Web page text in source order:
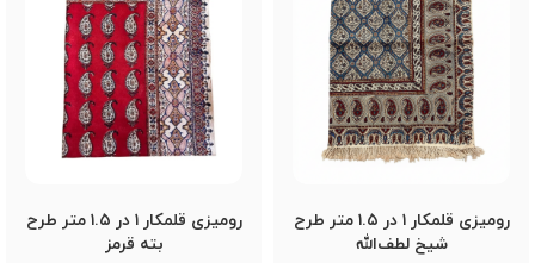
رومیزی قلمکار ۱ در ۱.۵ متر طرح
شیخ لطف‌الله
رومیزی قلمکار ۱ در ۱.۵ متر طرح
بته قرمز